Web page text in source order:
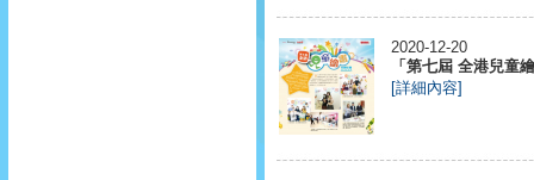
2020-12-20
「第七屆 全港兒童
[詳細內容]